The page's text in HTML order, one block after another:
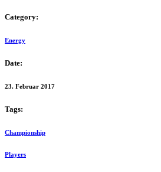
Category:
Energy
Date:
23. Februar 2017
Tags:
Championship
Players